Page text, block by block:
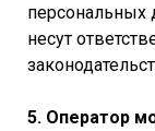
персональных
несут
5. Оператор